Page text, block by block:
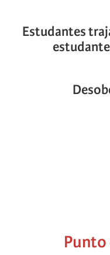
Estudantes